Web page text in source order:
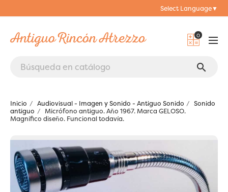
Select Language▼
0
search
Inicio Audiovisual - Imagen y Sonido - Antiguo Sonido
Sonido
antiguo
Micrófono antiguo. Año 1967. Marca GELOSO.
Magnífico diseño. Funcional todavía.